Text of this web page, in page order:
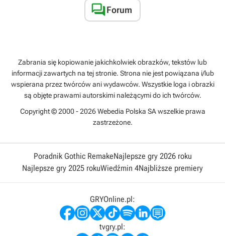
Forum
Zabrania się kopiowanie jakichkolwiek obrazków, tekstów lub
informacji zawartych na tej stronie. Strona nie jest powiązana i/lub
wspierana przez twórców ani wydawców. Wszystkie loga i obrazki
są objęte prawami autorskimi należącymi do ich twórców.
Copyright © 2000 - 2026 Webedia Polska SA wszelkie prawa
zastrzeżone.
Poradnik Gothic RemakeNajlepsze gry 2026 roku
Najlepsze gry 2025 rokuWiedźmin 4Najbliższe premiery
GRYOnline.pl:
tvgry.pl: